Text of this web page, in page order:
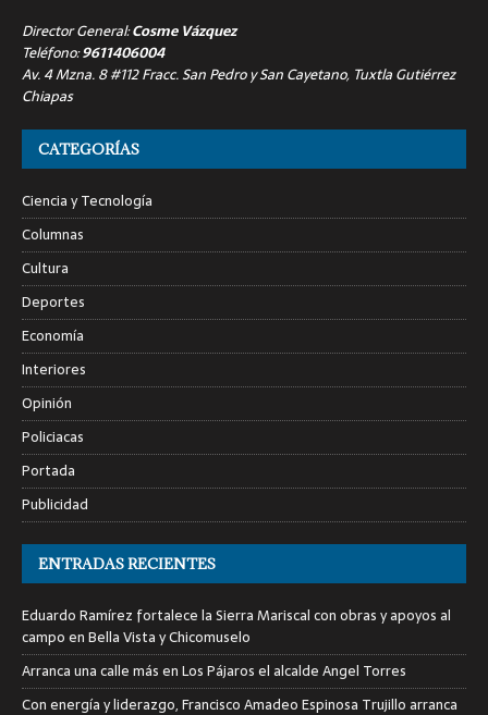
Director General:Cosme Vázquez
Teléfono:9611406004
Av. 4 Mzna. 8 #112 Fracc. San Pedro y San Cayetano, Tuxtla Gutiérrez
Chiapas
CATEGORÍAS
Ciencia y Tecnología
Columnas
Cultura
Deportes
Economía
Interiores
Opinión
Policiacas
Portada
Publicidad
ENTRADAS RECIENTES
Eduardo Ramírez fortalece la Sierra Mariscal con obras y apoyos al
campo en Bella Vista y Chicomuselo
Arranca una calle más en Los Pájaros el alcalde Angel Torres
Con energía y liderazgo, Francisco Amadeo Espinosa Trujillo arranca